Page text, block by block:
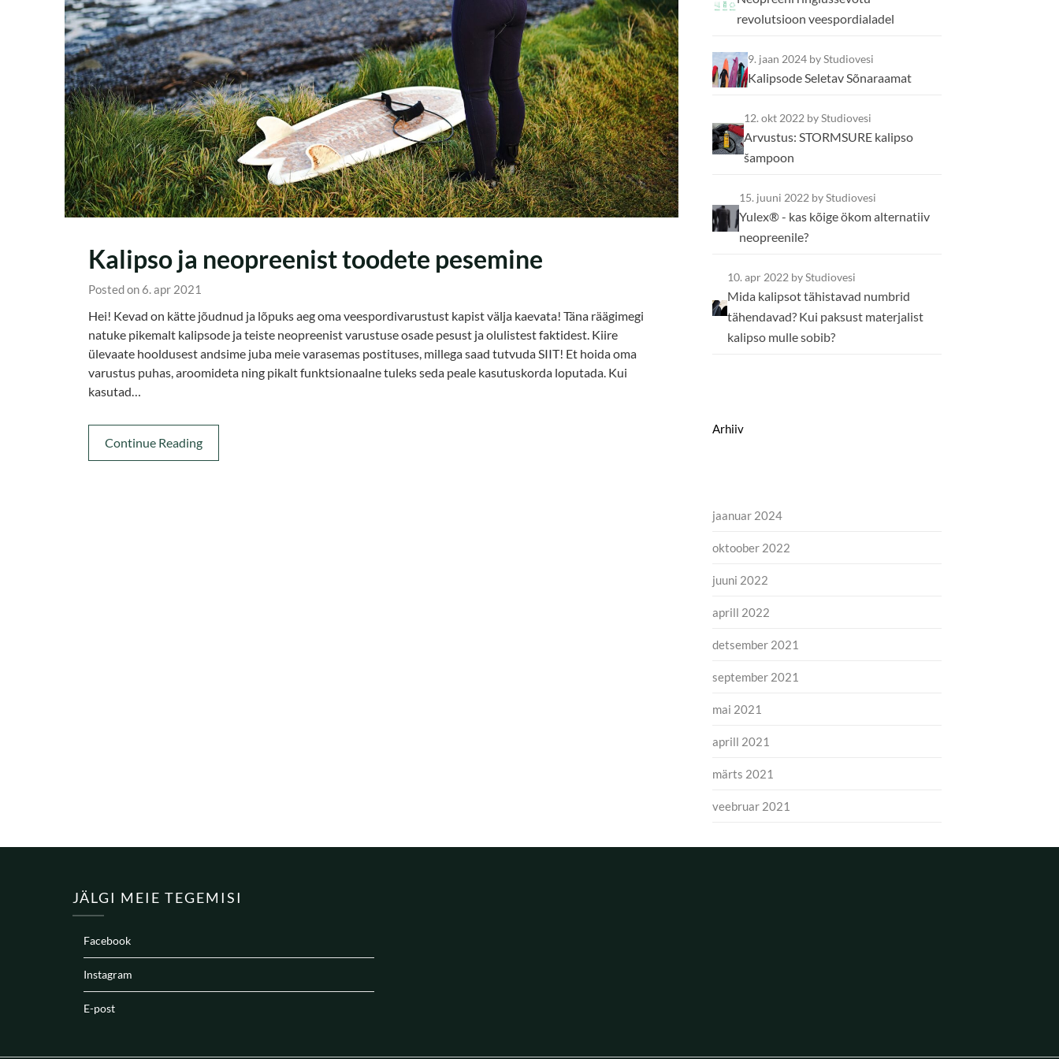
Kalipso ja neopreenist toodete pesemine
Posted on 6. apr 2021
Hei! Kevad on kätte jõudnud ja lõpuks aeg oma veespordivarustust kapist välja kaevata! Täna räägimegi
natuke pikemalt kalipsode ja teiste neopreenist varustuse osade pesust ja olulistest faktidest. Kiire
ülevaate hooldusest andsime juba meie varasemas postituses, millega saad tutvuda SIIT! Et hoida oma
varustus puhas, aroomideta ning pikalt funktsionaalne tuleks seda peale kasutuskorda loputada. Kui
kasutad…
Continue Reading
revolutsioon veespordialadel
9. jaan 2024 by Studiovesi
Kalipsode Seletav Sõnaraamat
12. okt 2022 by Studiovesi
Arvustus: STORMSURE kalipso
šampoon
15. juuni 2022 by Studiovesi
Yulex® - kas kõige ökom alternatiiv
neopreenile?
10. apr 2022 by Studiovesi
Mida kalipsot tähistavad numbrid
tähendavad? Kui paksust materjalist
kalipso mulle sobib?
Arhiiv
jaanuar 2024
oktoober 2022
juuni 2022
aprill 2022
detsember 2021
september 2021
mai 2021
aprill 2021
märts 2021
veebruar 2021
JÄLGI MEIE TEGEMISI
Facebook
Instagram
E-post